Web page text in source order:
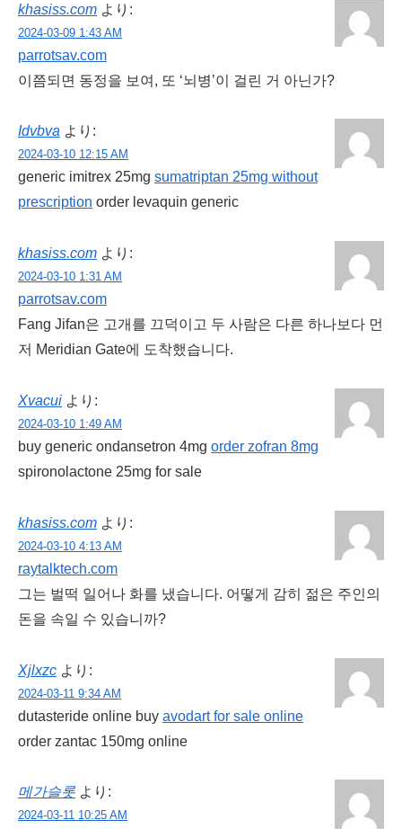
khasiss.com より:
2024-03-09 1:43 AM
parrotsav.com
이쯤되면 동정을 보여, 또 ‘뇌병’이 걸린 거 아닌가?
Idvbva より:
2024-03-10 12:15 AM
generic imitrex 25mg sumatriptan 25mg without
prescription order levaquin generic
khasiss.com より:
2024-03-10 1:31 AM
parrotsav.com
Fang Jifan은 고개를 끄덕이고 두 사람은 다른 하나보다 먼
저 Meridian Gate에 도착했습니다.
Xvacui より:
2024-03-10 1:49 AM
buy generic ondansetron 4mg order zofran 8mg
spironolactone 25mg for sale
khasiss.com より:
2024-03-10 4:13 AM
raytalktech.com
그는 벌떡 일어나 화를 냈습니다. 어떻게 감히 젊은 주인의
돈을 속일 수 있습니까?
Xjlxzc より:
2024-03-11 9:34 AM
dutasteride online buy avodart for sale online
order zantac 150mg online
메가슬롯 より:
2024-03-11 10:25 AM